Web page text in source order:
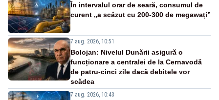
În intervalul orar de seară, consumul de
curent „a scăzut cu 200-300 de megawați”
7 aug. 2026, 10:51
Bolojan: Nivelul Dunării asigură o
funcționare a centralei de la Cernavodă
de patru-cinci zile dacă debitele vor
scădea
7 aug. 2026, 10:43